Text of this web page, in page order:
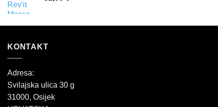
KONTAKT
Adresa:
Svilajska ulica 30 g
31000, Osijek